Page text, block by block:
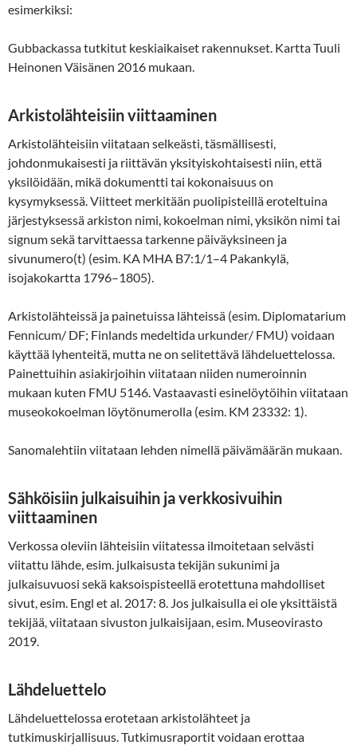
esimerkiksi:
Gubbackassa tutkitut keskiaikaiset rakennukset. Kartta Tuuli
Heinonen Väisänen 2016 mukaan.
Arkistolähteisiin viittaaminen
Arkistolähteisiin viitataan selkeästi, täsmällisesti,
johdonmukaisesti ja riittävän yksityiskohtaisesti niin, että
yksilöidään, mikä dokumentti tai kokonaisuus on
kysymyksessä. Viitteet merkitään puolipisteillä eroteltuina
järjestyksessä arkiston nimi, kokoelman nimi, yksikön nimi tai
signum sekä tarvittaessa tarkenne päiväyksineen ja
sivunumero(t) (esim. KA MHA B7:1/1–4 Pakankylä,
isojakokartta 1796–1805).
Arkistolähteissä ja painetuissa lähteissä (esim. Diplomatarium
Fennicum/ DF; Finlands medeltida urkunder/ FMU) voidaan
käyttää lyhenteitä, mutta ne on selitettävä lähdeluettelossa.
Painettuihin asiakirjoihin viitataan niiden numeroinnin
mukaan kuten FMU 5146. Vastaavasti esinelöytöihin viitataan
museokokoelman löytönumerolla (esim. KM 23332: 1).
Sanomalehtiin viitataan lehden nimellä päivämäärän mukaan.
Sähköisiin julkaisuihin ja verkkosivuihin
viittaaminen
Verkossa oleviin lähteisiin viitatessa ilmoitetaan selvästi
viitattu lähde, esim. julkaisusta tekijän sukunimi ja
julkaisuvuosi sekä kaksoispisteellä erotettuna mahdolliset
sivut, esim. Engl et al. 2017: 8. Jos julkaisulla ei ole yksittäistä
tekijää, viitataan sivuston julkaisijaan, esim. Museovirasto
2019.
Lähdeluettelo
Lähdeluettelossa erotetaan arkistolähteet ja
tutkimuskirjallisuus. Tutkimusraportit voidaan erottaa